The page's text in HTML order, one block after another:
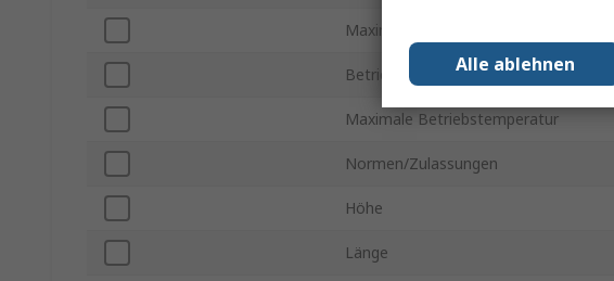
Maximale Versorgungsspannung
Betriebstemperatur min.
Maximale Betriebstemperatur
Normen/Zulassungen
Höhe
Länge
Alle ablehnen